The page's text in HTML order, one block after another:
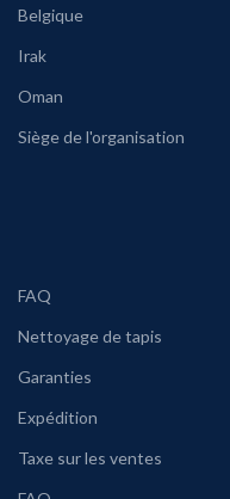
Belgique
Irak
Oman
Siège de l'organisation
FAQ
Nettoyage de tapis
Garanties
Expédition
Taxe sur les ventes